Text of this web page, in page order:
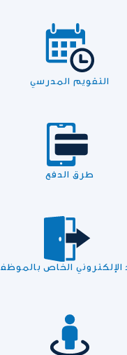
التقويم المدرسي
طرق الدفع
الإلكتروني الخاص